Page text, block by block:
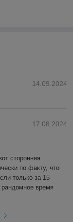
14.09.2024
17.08.2024
сторонняя
по факту, что
только за 15
рандомное время